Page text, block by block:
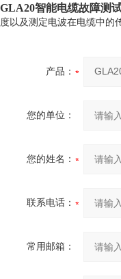
GLA20智能电缆故障测
度以及测定电波在电缆中的
产品：
您的单位：
您的姓名：
联系电话：
常用邮箱：